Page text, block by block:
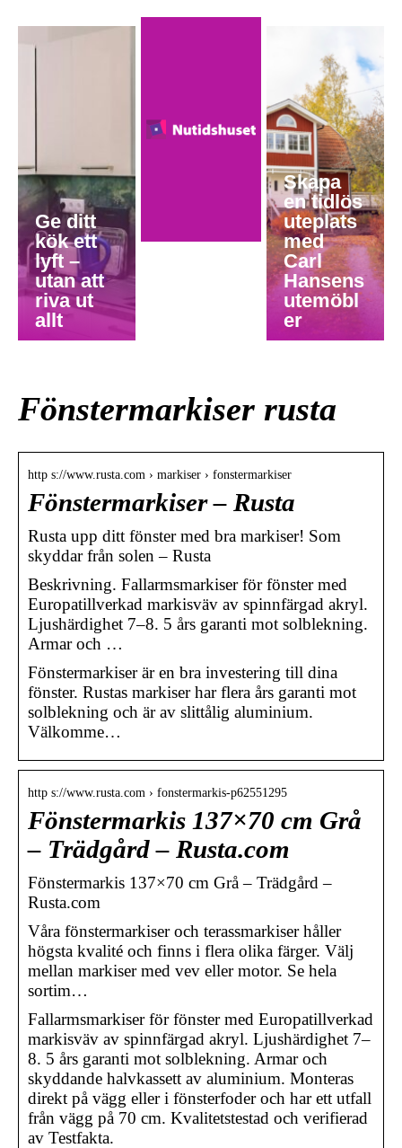
Ge ditt
kök ett
lyft –
utan att
riva ut
allt
Skapa
en tidlös
uteplats
med
Carl
Hansens
utemöbl
er
Fönstermarkiser rusta
http s://www.rusta.com › markiser › fonstermarkiser
Fönstermarkiser – Rusta
Rusta upp ditt fönster med bra markiser! Som
skyddar från solen – Rusta
Beskrivning. Fallarmsmarkiser för fönster med
Europatillverkad markisväv av spinnfärgad akryl.
Ljushärdighet 7–8. 5 års garanti mot solblekning.
Armar och …
Fönstermarkiser är en bra investering till dina
fönster. Rustas markiser har flera års garanti mot
solblekning och är av slittålig aluminium.
Välkomme…
http s://www.rusta.com › fonstermarkis-p62551295
Fönstermarkis 137×70 cm Grå
– Trädgård – Rusta.com
Fönstermarkis 137×70 cm Grå – Trädgård –
Rusta.com
Våra fönstermarkiser och terassmarkiser håller
högsta kvalité och finns i flera olika färger. Välj
mellan markiser med vev eller motor. Se hela
sortim…
Fallarmsmarkiser för fönster med Europatillverkad
markisväv av spinnfärgad akryl. Ljushärdighet 7–
8. 5 års garanti mot solblekning. Armar och
skyddande halvkassett av aluminium. Monteras
direkt på vägg eller i fönsterfoder och har ett utfall
från vägg på 70 cm. Kvalitetstestad och verifierad
av Testfakta.